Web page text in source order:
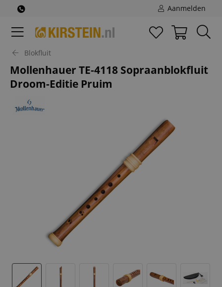
Aanmelden
Blokfluit
Mollenhauer TE-4118 Sopraanblokfluit
Droom-Editie Pruim